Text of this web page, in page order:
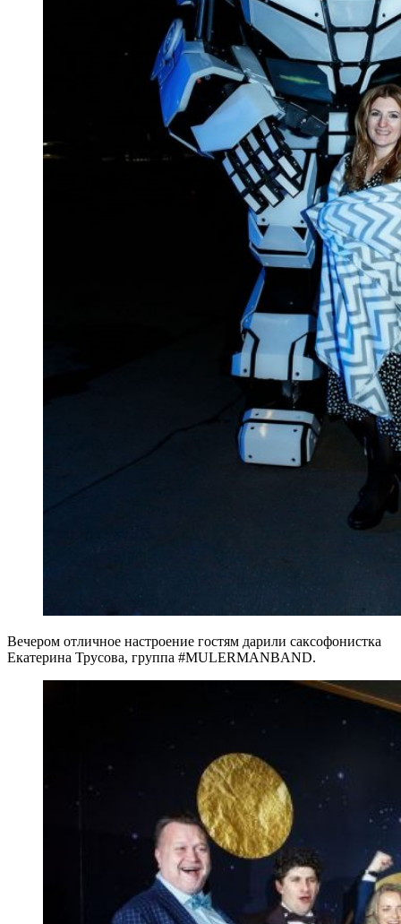
Вечером отличное настроение гостям дарили саксофонистка
Екатерина Трусова, группа #MULERMANBAND.